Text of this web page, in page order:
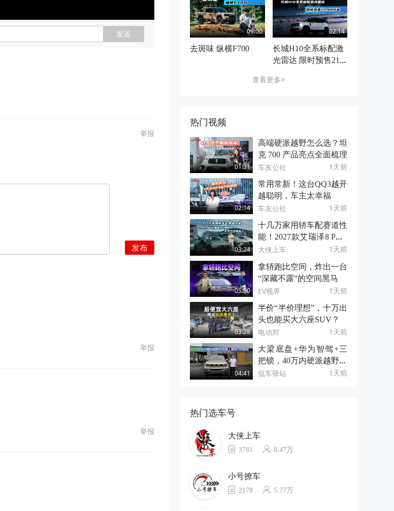
发送
举报
发布
举报
举报
09:00
去斑味 纵横F700
02:14
长城H10全系标配激
光雷达 限时预售21.4
查看更多>
热门视频
01:31
高端硬派越野怎么选？坦
克 700 产品亮点全面梳理
车友公社 1天前
02:14
常用常新！这台QQ3越开
越聪明，车主太幸福
车友公社 1天前
03:24
十几万家用轿车配赛道性
能！2027款艾瑞泽8 PRO
不给合资留面子
大侠上车 1天前
05:50
拿轿跑比空间，炸出一台
“深藏不露”的空间黑马
EV视界 1天前
03:28
半价“半价理想”，十万出
头也能买大六座SUV？
电动邦 1天前
04:41
大梁底盘+华为智驾+三
把锁，40万内硬派越野天
花板｜泰钽700探店
侃车驿站 1天前
热门选车号
大侠上车
3781 8.47万
小号撩车
2178 5.77万